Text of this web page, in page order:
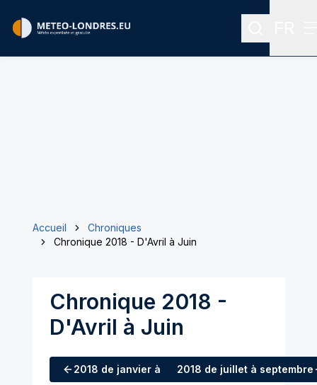
Accueil
Chroniques
Chronique 2018 - D'Avril à Juin
Chronique 2018 -
D'Avril à Juin
2018 de janvier à mars2018 de juillet à septembre